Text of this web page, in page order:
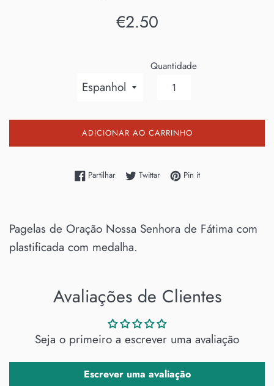
Preço
€2.50
Quantidade
ADICIONAR AO CARRINHO
PartilharPartilhe no Facebook
TwittarTwittar no Twitter
Pin itAdicione no Pinterest
Pagelas de Oração Nossa Senhora de Fátima com
plastificada com medalha.
Avaliações de Clientes
Seja o primeiro a escrever uma avaliação
Escrever uma avaliação